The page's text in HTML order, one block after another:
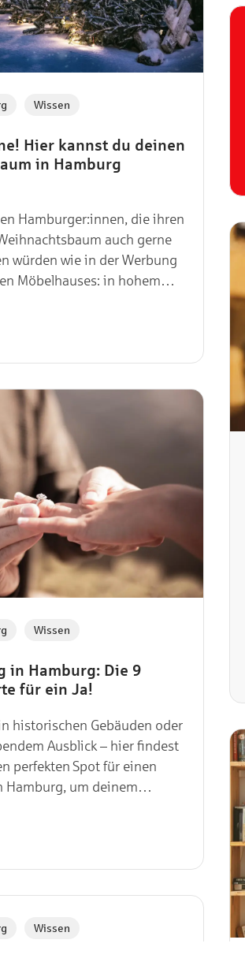
Hier kannst du deinen
in Hamburg
Wissen
Hamburger:innen, die ihren
auch gerne
würden wie in der Werbung
Möbelhauses: in hohem
auch nicht ganz
nicht zu empfehlen! Wie du
richtig entsorgst,
in Hamburg: Die 9
für ein Ja!
Wissen
historischen Gebäuden oder
Ausblick – hier findest
perfekten Spot für einen
Hamburg, um deinem
Wissen